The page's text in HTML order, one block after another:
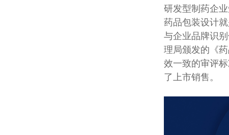
研发型制药企
药品包装设计
与企业品牌识
理局颁发的《
效一致的审评
了上市销售。